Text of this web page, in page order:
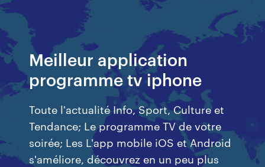
Meilleur application
programme tv iphone
Toute l'actualité Info, Sport, Culture et
Tendance; Le programme TV de votre
soirée; Les L'app mobile iOS et Android
s'améliore, découvrez en un peu plus